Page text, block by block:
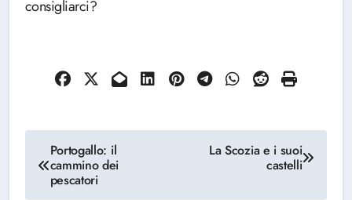
consigliarci?
Navigazione
articoli
Portogallo: il
cammino dei
pescatori
La Scozia e i suoi
castelli